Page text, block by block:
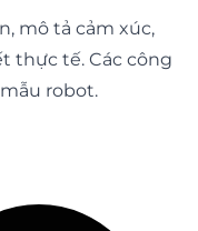
mô tả cảm xúc,
thực tế. Các công
robot.